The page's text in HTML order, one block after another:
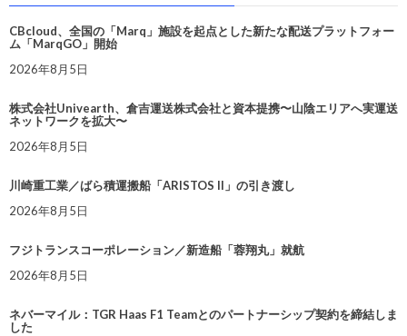
CBcloud、全国の「Marq」施設を起点とした新たな配送プラットフォー
ム「MarqGO」開始
2026年8月5日
株式会社Univearth、倉吉運送株式会社と資本提携〜山陰エリアへ実運送
ネットワークを拡大〜
2026年8月5日
川崎重工業／ばら積運搬船「ARISTOS II」の引き渡し
2026年8月5日
フジトランスコーポレーション／新造船「蓉翔丸」就航
2026年8月5日
ネバーマイル：TGR Haas F1 Teamとのパートナーシップ契約を締結しま
した